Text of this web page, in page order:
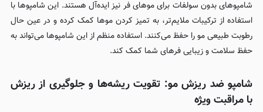
شامپوهای بدون سولفات برای موهای فر نیز ایده‌آل هستند. این شامپوها با
استفاده از ترکیبات ملایم‌تر، به تمیز کردن موها کمک کرده و در عین حال
رطوبت طبیعی مو را حفظ می‌کنند. استفاده منظم از این شامپوها می‌تواند به
حفظ سلامت و زیبایی فرهای شما کمک کند.
شامپو ضد ریزش مو: تقویت ریشه‌ها و جلوگیری از ریزش
با مراقبت ویژه